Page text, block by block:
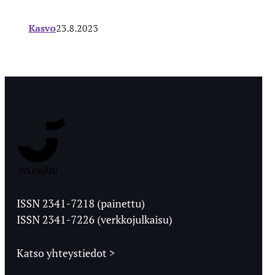
Kasvo23.8.2023
Ylioppilaslehti
ISSN 2341-7218 (painettu)
ISSN 2341-7226 (verkkojulkaisu)
Katso yhteystiedot >